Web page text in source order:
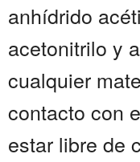
anhídrido
acetonitrilo y
cualquier
contacto con
estar libre de